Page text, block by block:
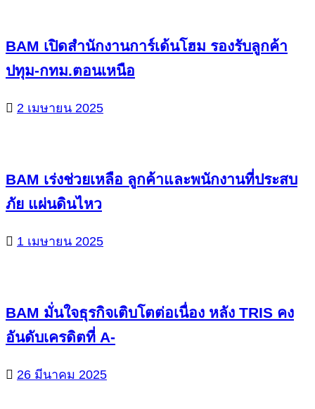
BAM เปิดสำนักงานการ์เด้นโฮม รองรับลูกค้า
ปทุม-กทม.ตอนเหนือ
2 เมษายน 2025
BAM เร่งช่วยเหลือ ลูกค้าและพนักงานที่ประสบ
ภัย แผ่นดินไหว
1 เมษายน 2025
BAM มั่นใจธุรกิจเติบโตต่อเนื่อง หลัง TRIS คง
อันดับเครดิตที่ A-
26 มีนาคม 2025